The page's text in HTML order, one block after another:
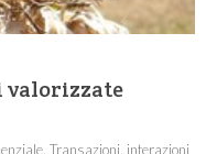
valorizzate
Transazioni, interazioni